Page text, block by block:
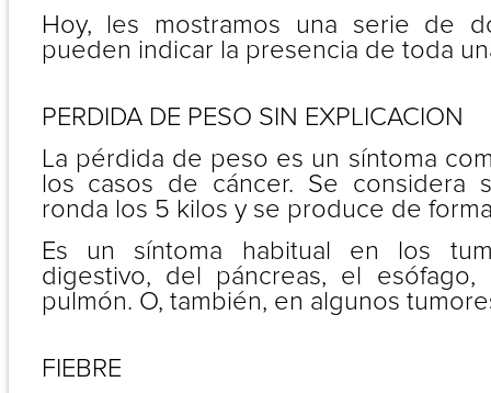
Hoy, les mostramos una serie de
pueden indicar la presencia de toda
PERDIDA DE PESO SIN EXPLICACION
La pérdida de peso es un síntoma
los casos de cáncer. Se considera
ronda los 5 kilos y se produce de
Es un síntoma habitual en los
digestivo, del páncreas, el
pulmón. O, también, en algunos
FIEBRE